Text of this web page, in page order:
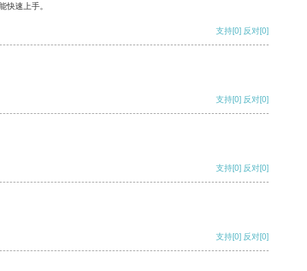
快速上手。
支持[0] 反对[0]
支持[0] 反对[0]
支持[0] 反对[0]
支持[0] 反对[0]